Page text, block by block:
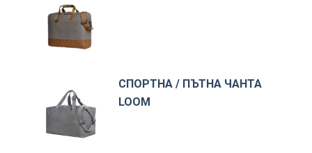
СПОРТНА / ПЪТНА ЧАНТА
LOOM